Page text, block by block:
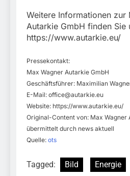
Weitere Informationen zur
Autarkie GmbH finden Sie
https://www.autarkie.eu/
Pressekontakt:
Max Wagner Autarkie GmbH
Geschäftsführer: Maximilian
E-Mail: office@autarkie.eu
Website: https://www.autarkie.eu/
Original-Content von: Max Wagner
übermittelt durch news aktuell
Quelle: ots
Tagged: Bild Energie